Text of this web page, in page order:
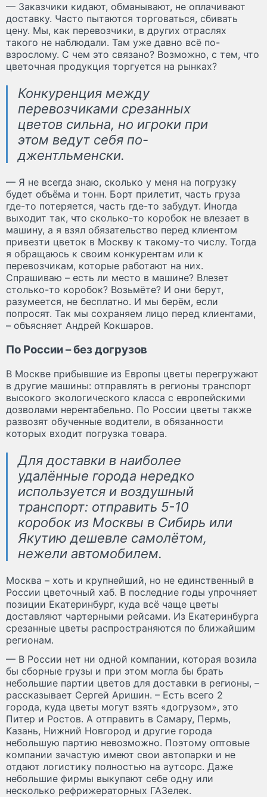
— Заказчики кидают, обманывают, не оплачивают
доставку. Часто пытаются торговаться, сбивать
цену. Мы, как перевозчики, в других отраслях
такого не наблюдали. Там уже давно всё по-
взрослому. С чем это связано? Возможно, с тем, что
цветочная продукция торгуется на рынках?
Конкуренция между
перевозчиками срезанных
цветов сильна, но игроки при
этом ведут себя по-
джентльменски.
— Я не всегда знаю, сколько у меня на погрузку
будет объёма и тонн. Борт прилетит, часть груза
где-то потеряется, часть где-то забудут. Иногда
выходит так, что сколько-то коробок не влезает в
машину, а я взял обязательство перед клиентом
привезти цветок в Москву к такому-то числу. Тогда
я обращаюсь к своим конкурентам или к
перевозчикам, которые работают на них.
Спрашиваю – есть ли место в машине? Влезет
столько-то коробок? Возьмёте? И они берут,
разумеется, не бесплатно. И мы берём, если
попросят. Так мы сохраняем лицо перед клиентами,
– объясняет Андрей Кокшаров.
По России – без догрузов
В Москве прибывшие из Европы цветы перегружают
в другие машины: отправлять в регионы транспорт
высокого экологического класса с европейскими
дозволами нерентабельно. По России цветы также
развозят обученные водители, в обязанности
которых входит погрузка товара.
Для доставки в наиболее
удалённые города нередко
используется и воздушный
транспорт: отправить 5-10
коробок из Москвы в Сибирь или
Якутию дешевле самолётом,
нежели автомобилем.
Москва – хоть и крупнейший, но не единственный в
России цветочный хаб. В последние годы упрочняет
позиции Екатеринбург, куда всё чаще цветы
доставляют чартерными рейсами. Из Екатеринбурга
срезанные цветы распространяются по ближайшим
регионам.
— В России нет ни одной компании, которая возила
бы сборные грузы и при этом могла бы брать
небольшие партии цветов для доставки в регионы, –
рассказывает Сергей Аришин. – Есть всего 2
города, куда цветы могут взять «догрузом», это
Питер и Ростов. А отправить в Самару, Пермь,
Казань, Нижний Новгород и другие города
небольшую партию невозможно. Поэтому оптовые
компании зачастую имеют свои автопарки и не
отдают логистику полностью на аутсорс. Даже
небольшие фирмы выкупают себе одну или
несколько рефрижераторных ГАЗелек.